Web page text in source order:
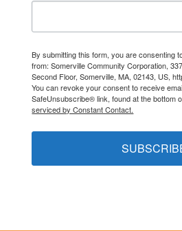
By submitting this form, you are consenting
from: Somerville Community Corporation,
Second Floor, Somerville, MA, 02143, US,
You can revoke your consent to receive
SafeUnsubscribe® link, found at the bottom
serviced by Constant Contact.